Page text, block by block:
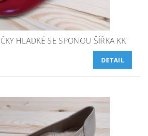
HLADKÉ SE SPONOU ŠÍŘKA KK
DETAIL